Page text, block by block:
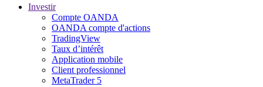
Investir
Compte OANDA
OANDA compte d'actions
TradingView
Taux d’intérêt
Application mobile
Client professionnel
MetaTrader 5